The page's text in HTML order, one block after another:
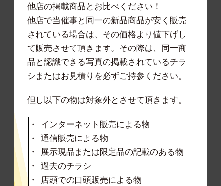
他店の掲載商品とお比べください！
他店で当催事と同一の新品商品が安く販売
されている場合は、その価格より値下げし
て販売させて頂きます。その際は、同一商
品と認識できる写真の掲載されているチラ
シまたはお見積りを必ずご持参ください。
但し以下の物は対象外とさせて頂きます。
インターネット販売による物
通信販売による物
展示現品または限定品の記載のある物
過去のチラシ
店頭での口頭販売による物